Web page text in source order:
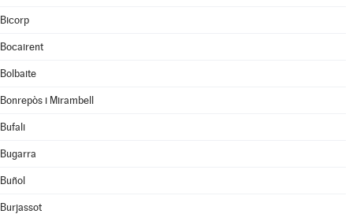
Bicorp
Bocairent
Bolbaite
Bonrepòs i Mirambell
Bufali
Bugarra
Buñol
Burjassot